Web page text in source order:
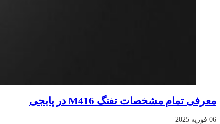
معرفی تمام مشخصات تفنگ M416 در پابجی
06 فوریه 2025